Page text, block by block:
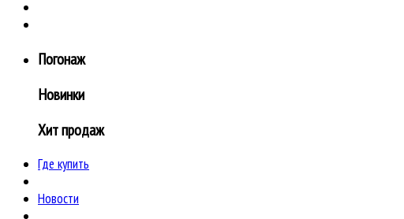
Погонаж
Новинки
Хит продаж
Где купить
Новости